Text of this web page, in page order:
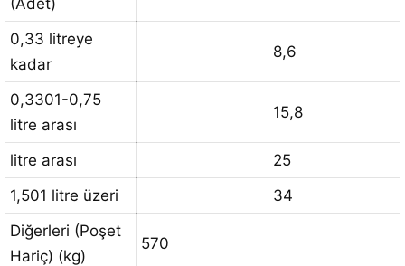
(Adet)
0,33 litreye
kadar
8,6
0,3301-0,75
litre arası
15,8
litre arası
25
1,501 litre üzeri
34
Diğerleri (Poşet
Hariç) (kg)
570